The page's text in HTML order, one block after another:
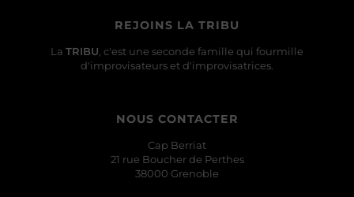
REJOINS LA TRIBU
La TRIBU, c'est une seconde famille qui fourmille
d'improvisateurs et d'improvisatrices.
NOUS CONTACTER
Cap Berriat
21 rue Boucher de Perthes
38000 Grenoble